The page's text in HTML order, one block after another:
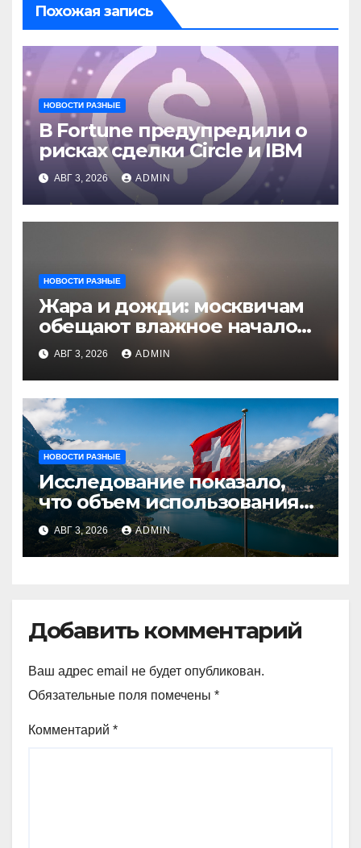
Похожая запись
НОВОСТИ РАЗНЫЕ
В Fortune предупредили о
рисках сделки Circle и IBM
АВГ 3, 2026 ADMIN
НОВОСТИ РАЗНЫЕ
Жара и дожди: москвичам
обещают влажное начало
августа
АВГ 3, 2026 ADMIN
НОВОСТИ РАЗНЫЕ
Исследование показало,
что объем использования
криптовалют в Швейцарии
в два раза превышает
аналогичный показатель в
АВГ 3, 2026 ADMIN
Добавить комментарий
Ваш адрес email не будет опубликован.
Обязательные поля помечены *
Комментарий *